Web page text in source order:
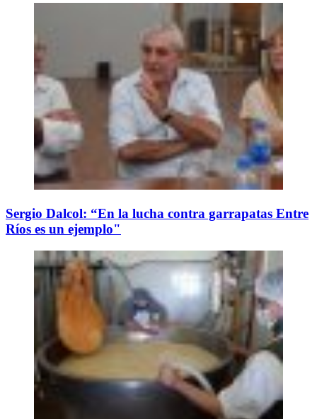
Sergio Dalcol: “En la lucha contra garrapatas Entre
Ríos es un ejemplo"